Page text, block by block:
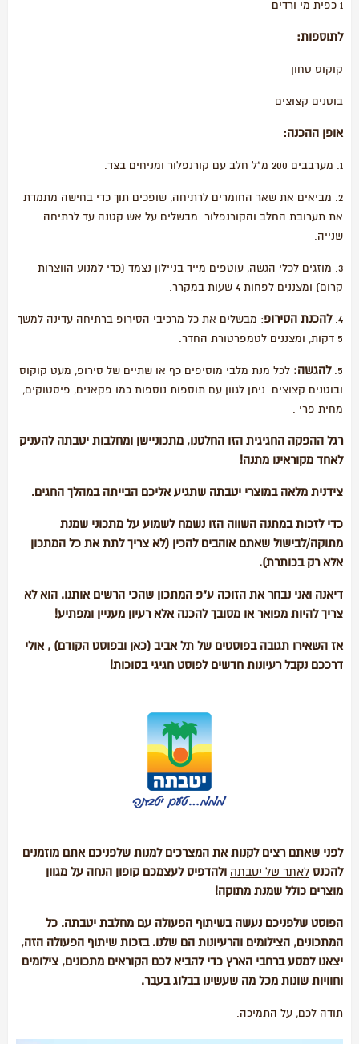
1 כפית מי ורדים
לתוספות:
קוקוס טחון
בוטנים קצוצים
אופן ההכנה:
1. מערבבים 200 מ"ל חלב עם קורנפלור ומניחים בצד.
2. מביאים את שאר החומרים לרתיחה, שופכים תוך כדי בחישה מתמדת
את תערובת החלב והקורנפלור. מבשלים על אש קטנה עד לרתיחה
שנייה.
3. מוזגים לכלי הגשה, עוטפים מייד בניילון נצמד (כדי למנוע הווצרות
קרום) ומצננים לפחות 4 שעות במקרר.
4. להכנת הסירופ: מבשלים את כל מרכיבי הסירופ ברתיחה עדינה למשך
5 דקות, ומצננים לטמפרטורת החדר.
5. להגשה: לכל מנת מלבי מוסיפים כף או שתיים של סירופ, מעט קוקוס
ובוטנים קצוצים. ניתן לגוון עם תוספות נוספות כמו פקאנים, פיסטוקים,
מחית פרי .
רגל ההפקה החגיגית הזו החלטנו, מתכוניישן ומחלבות יטבתה להעניק
לאחד מקוראינו מתנה!
צידנית מלאה במוצרי יטבתה שתגיע אליכם הבייתה במהלך החגים.
כדי לזכות במתנה השווה הזו נשמח לשמוע על מתכוני שמנת
מתוקה/לבישול שאתם אוהבים להכין (לא צריך לתת את כל המתכון
אלא רק בכותרת).
דיאנה ואני נבחר את הזוכה ע"פ המתכון שהכי הרשים אותנו. הוא לא
צריך להיות מפואר או מסובך להכנה אלא רעיון מעניין ומפתיע!
אז השאירו תגובה בפוסטים של תל אביב (כאן ובפוסט הקודם) , אולי
דרככם נקבל רעיונות חדשים לפוסט חגיגי בסוכות!
לפני שאתם רצים לקנות את המצרכים למנות שלפניכם אתם מוזמנים
להכנס לאתר של יטבתה
ולהדפיס לעצמכם קופון הנחה על מגוון
מוצרים כולל שמנת מתוקה!
הפוסט שלפניכם נעשה בשיתוף הפעולה עם מחלבת יטבתה. כל
המתכונים, הצילומים והרעיונות הם שלנו. בזכות שיתוף הפעולה הזה,
יצאנו למסע ברחבי הארץ כדי להביא לכם הקוראים מתכונים, צילומים
וחוויות שונות מכל מה שעשינו בבלוג בעבר.
תודה לכם, על התמיכה.